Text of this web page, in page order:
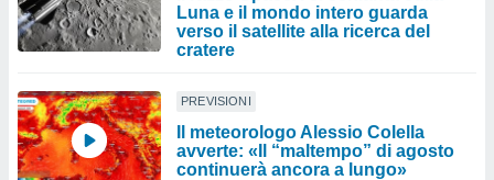
Luna e il mondo intero guarda
verso il satellite alla ricerca del
cratere
PREVISIONI
Il meteorologo Alessio Colella
avverte: «Il “maltempo” di agosto
continuerà ancora a lungo»